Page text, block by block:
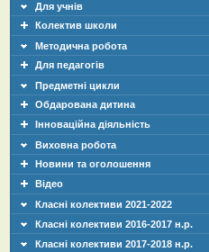
Для учнів
Колектив школи
Методична робота
Для педагогів
Предметні цикли
Обдарована дитина
Інноваційна діяльність
Виховна робота
Новини та оголошення
Відео
Класні колективи 2021-2022
Класні колективи 2016-2017 н.р.
Класні колективи 2017-2018 н.р.